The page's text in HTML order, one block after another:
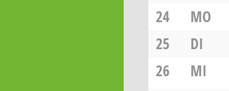
24
MO
25
DI
26
MI